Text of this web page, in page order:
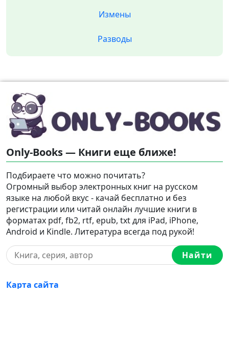
Измены
Разводы
Only-Books — Книги еще ближе!
Подбираете что можно почитать?
Огромный выбор электронных книг на русском
языке на любой вкус - качай бесплатно и без
регистрации или читай онлайн лучшие книги в
форматах pdf, fb2, rtf, epub, txt для iPad, iPhone,
Android и Kindle. Литература всегда под рукой!
Найти
Карта сайта